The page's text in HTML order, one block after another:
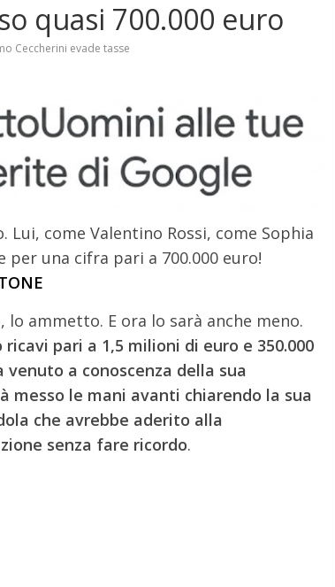
quasi 700.000 euro
Ceccherini evade tasse
Lui, come Valentino Rossi, come Sophia
una cifra pari a 700.000 euro!
ammetto. E ora lo sarà anche meno.
pari a 1,5 milioni di euro e 350.000
venuto a conoscenza della sua
messo le mani avanti chiarendo la sua
che avrebbe aderito alla
senza fare ricordo.